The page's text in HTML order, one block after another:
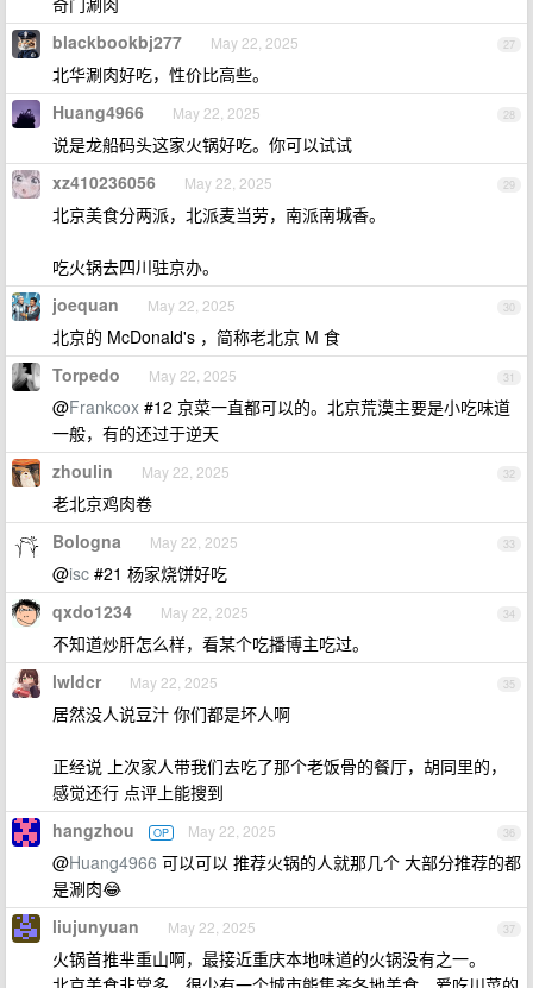
27
blackbookbj277 May 22, 2025
北华涮肉好吃，性价比高些。
28
Huang4966 May 22, 2025
说是龙船码头这家火锅好吃。你可以试试
29
xz410236056 May 22, 2025
北京美食分两派，北派麦当劳，南派南城香。
吃火锅去四川驻京办。
30
joequan May 22, 2025
北京的 McDonald's ，简称老北京 M 食
31
Torpedo May 22, 2025
@Frankcox #12 京菜一直都可以的。北京荒漠主要是小吃味道
一般，有的还过于逆天
32
zhoulin May 22, 2025
老北京鸡肉卷
33
Bologna May 22, 2025
@isc #21 杨家烧饼好吃
34
qxdo1234 May 22, 2025
不知道炒肝怎么样，看某个吃播博主吃过。
35
lwldcr May 22, 2025
居然没人说豆汁 你们都是坏人啊
正经说 上次家人带我们去吃了那个老饭骨的餐厅，胡同里的，
感觉还行 点评上能搜到
36
hangzhou OP May 22, 2025
@Huang4966 可以可以 推荐火锅的人就那几个 大部分推荐的都
是涮肉😂
37
liujunyuan May 22, 2025
火锅首推芈重山啊，最接近重庆本地味道的火锅没有之一。